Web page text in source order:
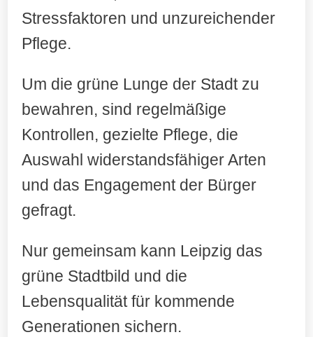
Stressfaktoren und unzureichender
Pflege.
Um die grüne Lunge der Stadt zu
bewahren, sind regelmäßige
Kontrollen, gezielte Pflege, die
Auswahl widerstandsfähiger Arten
und das Engagement der Bürger
gefragt.
Nur gemeinsam kann Leipzig das
grüne Stadtbild und die
Lebensqualität für kommende
Generationen sichern.